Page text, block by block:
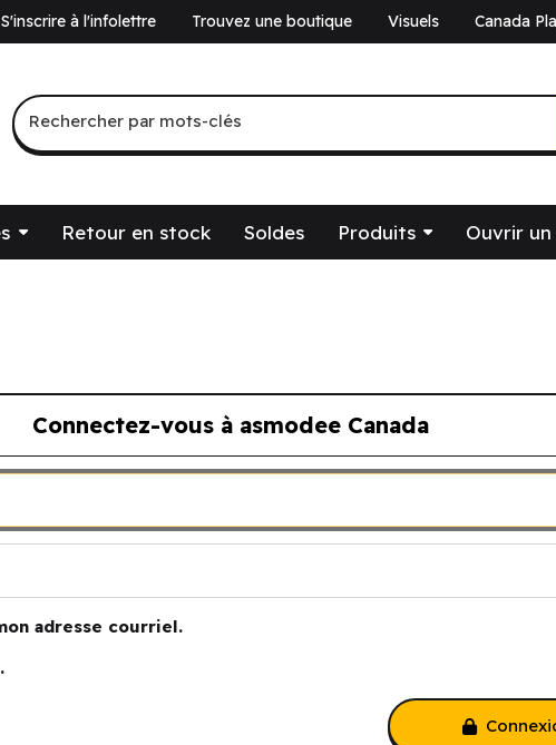
S'inscrire à l'infolettre Trouvez une boutique Visuels Canada
Recherche par mots-clés
Rechercher par mots-clés
Retour en stock Soldes Produits Ouvrir
Connectez-vous à asmodee Canada
à asmodee Canada
adresse courriel.